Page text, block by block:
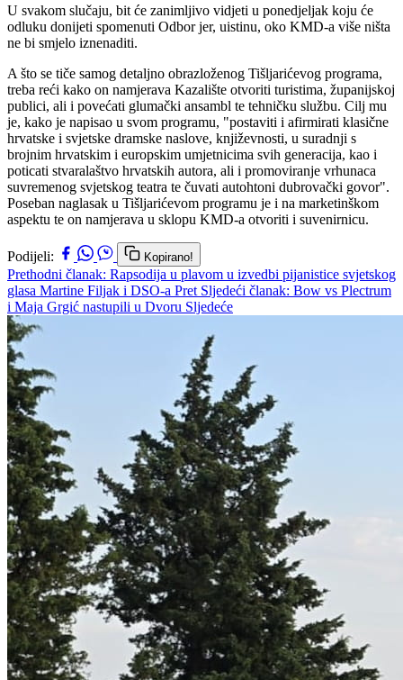
U svakom slučaju, bit će zanimljivo vidjeti u ponedjeljak koju će
odluku donijeti spomenuti Odbor jer, uistinu, oko KMD-a više ništa
ne bi smjelo iznenaditi.
A što se tiče samog detaljno obrazloženog Tišljarićevog programa,
treba reći kako on namjerava Kazalište otvoriti turistima, županijskoj
publici, ali i povećati glumački ansambl te tehničku službu. Cilj mu
je, kako je napisao u svom programu, "postaviti i afirmirati klasične
hrvatske i svjetske dramske naslove, književnosti, u suradnji s
brojnim hrvatskim i europskim umjetnicima svih generacija, kao i
poticati stvaralaštvo hrvatskih autora, ali i promoviranje vrhunaca
suvremenog svjetskog teatra te čuvati autohtoni dubrovački govor".
Poseban naglasak u Tišljarićevom programu je i na marketinškom
aspektu te on namjerava u sklopu KMD-a otvoriti i suvenirnicu.
Podijeli: Kopirano!
Prethodni članak: Rapsodija u plavom u izvedbi pijanistice svjetskog
glasa Martine Filjak i DSO-a Pret Sljedeći članak: Bow vs Plectrum
i Maja Grgić nastupili u Dvoru Sljedeće